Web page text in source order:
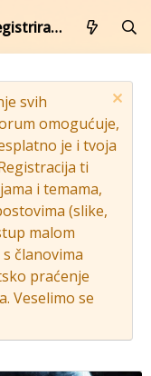
Registrirajte se
svih
omogućuje,
je i tvoja
ti
i temama,
(slike,
malom
članovima
praćenje
Veselimo se